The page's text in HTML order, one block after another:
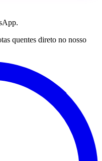
quentes direto no nosso